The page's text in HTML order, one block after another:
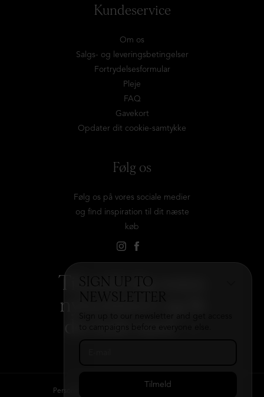
SIGN UP TO
Kundeservice
Om os
Salgs- og leveringsbetingelser
Fortrydelsesformular
Pleje
FAQ
Gavekort
Opdater dit cookie-samtykke
Følg os
Følg os på vores sociale medier
og find inspiration til dit næste
køb
Tilmeld dig vores
nyhedsbrev og få
Persondatapolitik